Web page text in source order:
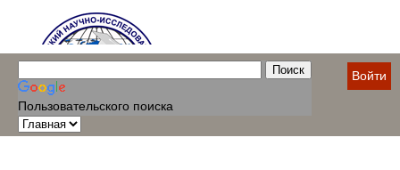
Пользовательского поиска
Войти